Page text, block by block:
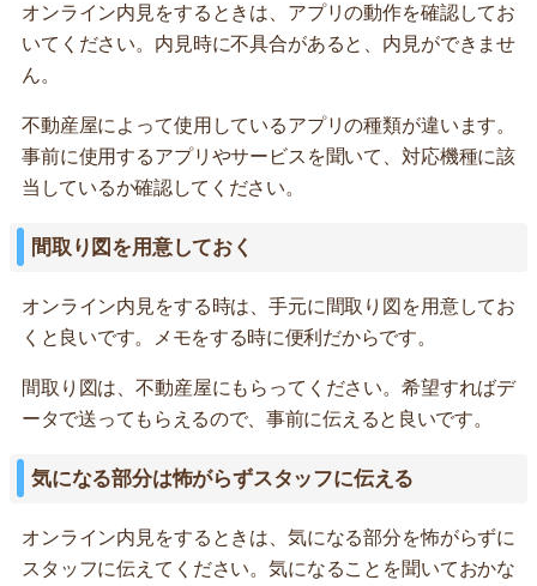
オンライン内見をするときは、アプリの動作を確認してお
いてください。内見時に不具合があると、内見ができませ
ん。
不動産屋によって使用しているアプリの種類が違います。
事前に使用するアプリやサービスを聞いて、対応機種に該
当しているか確認してください。
間取り図を用意しておく
オンライン内見をする時は、手元に間取り図を用意してお
くと良いです。メモをする時に便利だからです。
間取り図は、不動産屋にもらってください。希望すればデ
ータで送ってもらえるので、事前に伝えると良いです。
気になる部分は怖がらずスタッフに伝える
オンライン内見をするときは、気になる部分を怖がらずに
スタッフに伝えてください。気になることを聞いておかな